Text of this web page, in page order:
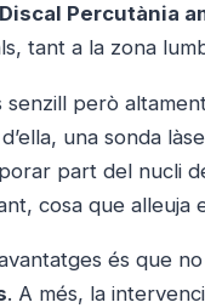
Percutània
tant a la zona
senzill però
una sonda
part del nucli
cosa que alleuja
és que
. A més, la